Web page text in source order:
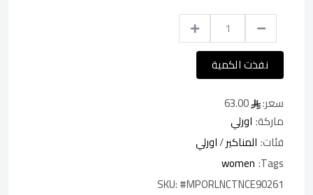
نفذت الكمية
سعر:
ماركة: اورلي
فئات: المناكير/اورلي
Tags:
women
SKU:#MPORLNCTNCE90261